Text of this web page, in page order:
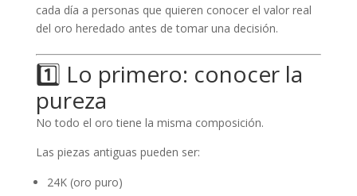
cada día a personas que quieren conocer el valor real
del oro heredado antes de tomar una decisión.
1️⃣ Lo primero: conocer la
pureza
No todo el oro tiene la misma composición.
Las piezas antiguas pueden ser:
24K (oro puro)